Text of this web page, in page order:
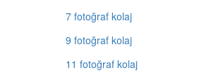
7 fotoğraf kolaj
9 fotoğraf kolaj
11 fotoğraf kolaj